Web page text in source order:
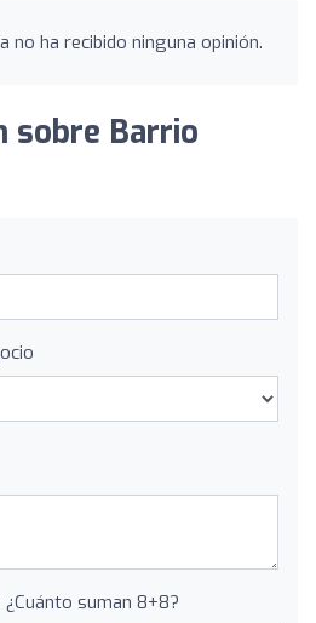
ha recibido ninguna opinión.
sobre Barrio
suman 8+8?